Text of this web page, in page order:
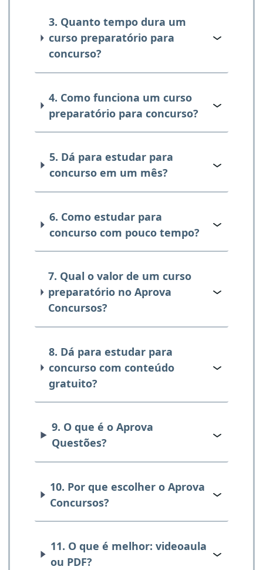
3. Quanto tempo dura um
curso preparatório para
concurso?
4. Como funciona um curso
preparatório para concurso?
5. Dá para estudar para
concurso em um mês?
6. Como estudar para
concurso com pouco tempo?
7. Qual o valor de um curso
preparatório no Aprova
Concursos?
8. Dá para estudar para
concurso com conteúdo
gratuito?
9. O que é o Aprova
Questões?
10. Por que escolher o Aprova
Concursos?
11. O que é melhor: videoaula
ou PDF?